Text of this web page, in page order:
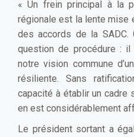
« Un frein principal à la
régionale est la lente
des accords de la SADC.
question de procédure :
notre vision commune
résiliente. Sans
capacité à établir un
en est considérablement
Le président sortant a